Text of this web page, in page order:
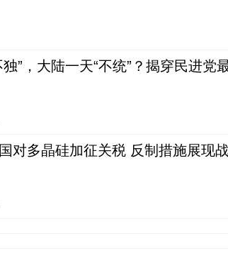
独”，大陆一天“不统”？揭穿民进党
对多晶硅加征关税 反制措施展现